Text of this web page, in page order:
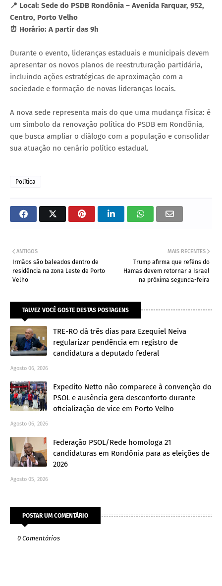
📍 Local: Sede do PSDB Rondônia – Avenida Farquar, 952,
Centro, Porto Velho
⏰ Horário: A partir das 9h
Durante o evento, lideranças estaduais e municipais devem
apresentar os novos planos de reestruturação partidária,
incluindo ações estratégicas de aproximação com a
sociedade e formação de novas lideranças locais.
A nova sede representa mais do que uma mudança física: é
um símbolo da renovação política do PSDB em Rondônia,
que busca ampliar o diálogo com a população e consolidar
sua atuação no cenário político estadual.
Política
MAIS RECENTES
Trump afirma que reféns do
Hamas devem retornar a Israel
na próxima segunda-feira
ANTIGOS
Irmãos são baleados dentro de
residência na zona Leste de Porto
Velho
TALVEZ VOCÊ GOSTE DESTAS POSTAGENS
TRE-RO dá três dias para Ezequiel Neiva
regularizar pendência em registro de
candidatura a deputado federal
Agosto 06, 2026
Expedito Netto não comparece à convenção do
PSOL e ausência gera desconforto durante
oficialização de vice em Porto Velho
Agosto 06, 2026
Federação PSOL/Rede homologa 21
candidaturas em Rondônia para as eleições de
2026
Agosto 05, 2026
POSTAR UM COMENTÁRIO
0 Comentários